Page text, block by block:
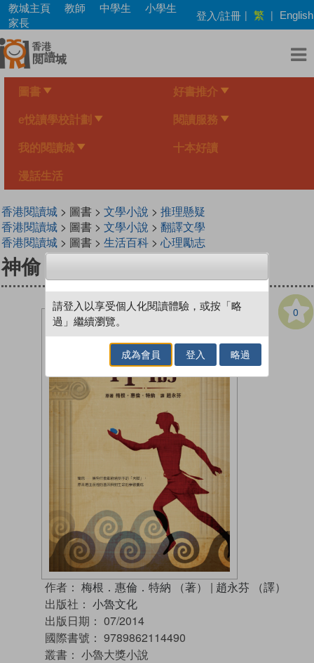
Skip
main
content
教城主頁 教師 中學生
小學生
家長
登入/註冊 | 繁 | English
圖書 好書推介
e悅讀學校計劃 閱讀服務
我的閱讀城 十本好讀
漫話生活
香港閱讀城> 圖書 > 文學小說 > 推理懸疑
香港閱讀城> 圖書 > 文學小說 > 翻譯文學
香港閱讀城> 圖書 > 生活百科> 心理勵志
神偷
0
作者： 梅根．惠倫．特納 （著） | 趙永芬 （譯）
出版社： 小魯文化
出版日期： 07/2014
國際書號： 9789862114490
叢書： 小魯大獎小說
請登入以享受個人化閱讀體驗，或按「略
過」繼續瀏覽。
成為會員 登入 略過